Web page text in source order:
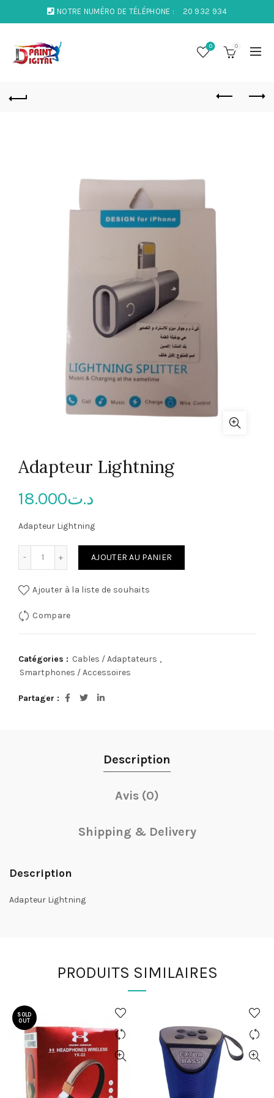
NOTRE NUMÉRO DE TÉLÉPHONE : 20 932 934
0 0
Adapteur Lightning
د.ت18.000
Adapteur Lightning
AJOUTER AU PANIER
Ajouter à la liste de souhaits
Compare
Catégories : Cables / Adaptateurs ,
Smartphones / Accessoires
Partager
Description
Avis (0)
Shipping & Delivery
Description
Adapteur Lightning
PRODUITS SIMILAIRES
SOLD
OUT